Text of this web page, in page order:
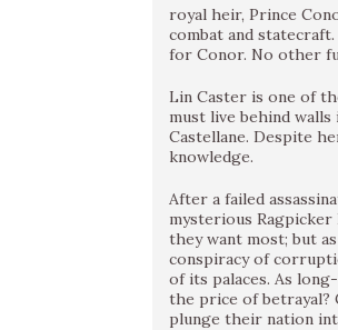
royal heir, Prince
combat and
for Conor. No other
Lin Caster is one of
must live behind
Castellane. Despite
knowledge.
After a failed
mysterious
they want most; but
conspiracy of
of its palaces. As
the price of betrayal?
plunge their nation